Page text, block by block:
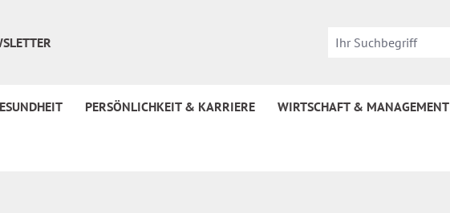
PERSÖNLICHKEIT & KARRIERE WIRTSCHAFT & MANAGEMENT